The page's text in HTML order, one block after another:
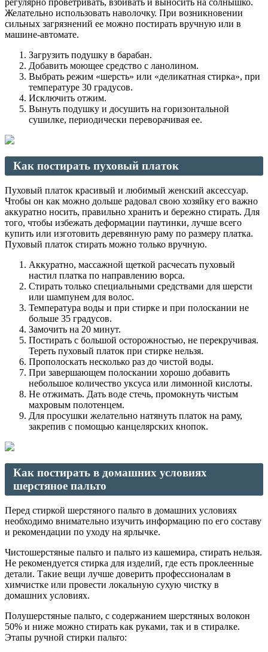
регулярно проветривать, взбивать и выносить на солнышко.
Желательно использовать наволочку. При возникновении
сильных загрязнений ее можно постирать вручную или в
машине-автомате.
Загрузить подушку в барабан.
Добавить моющее средство с ланолином.
Выбрать режим «шерсть» или «деликатная стирка», при
температуре 30 градусов.
Исключить отжим.
Вынуть подушку и досушить на горизонтальной
сушилке, периодически переворачивая ее.
Как постирать пуховый платок
Пуховый платок красивый и любимый женский аксессуар.
Чтобы он как можно дольше радовал свою хозяйку его важно
аккуратно носить, правильно хранить и бережно стирать. Для
того, чтобы избежать деформации паутинки, лучше всего
купить или изготовить деревянную раму по размеру платка.
Пуховый платок стирать можно только вручную.
Аккуратно, массажной щеткой расчесать пуховый
настил платка по направлению ворса.
Стирать только специальными средствами для шерсти
или шампунем для волос.
Температура воды и при стирке и при полоскании не
больше 35 градусов.
Замочить на 20 минут.
Постирать с большой осторожностью, не перекручивая.
Тереть пуховый платок при стирке нельзя.
Прополоскать несколько раз до чистой воды.
При завершающем полоскании хорошо добавить
небольшое количество уксуса или лимонной кислоты.
Не отжимать. Дать воде стечь, промокнуть чистым
махровым полотенцем.
Для просушки желательно натянуть платок на раму,
закрепив с помощью канцелярских кнопок.
Как постирать в домашних условиях
шерстяное пальто
Перед стиркой шерстяного пальто в домашних условиях
необходимо внимательно изучить информацию по его составу
и рекомендации по уходу на ярлычке.
Чистошерстяные пальто и пальто из кашемира, стирать нельзя.
Не рекомендуется стирка для изделий, где есть проклеенные
детали. Такие вещи лучше доверить профессионалам в
химчистке или провести локальную сухую чистку в
домашних условиях.
Полушерстяные пальто, с содержанием шерстяных волокон
50% и ниже можно стирать как руками, так и в стиралке.
Этапы ручной стирки пальто: